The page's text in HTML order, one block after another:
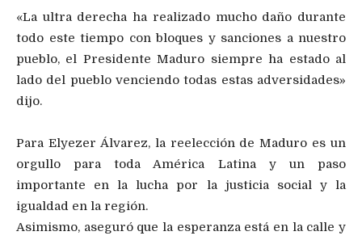
«La ultra derecha ha realizado mucho daño durante
todo este tiempo con bloques y sanciones a nuestro
pueblo, el Presidente Maduro siempre ha estado al
lado del pueblo venciendo todas estas adversidades»
dijo.
Para Elyezer Álvarez, la reelección de Maduro es un
orgullo para toda América Latina y un paso
importante en la lucha por la justicia social y la
igualdad en la región.
Asimismo, aseguró que la esperanza está en la calle y